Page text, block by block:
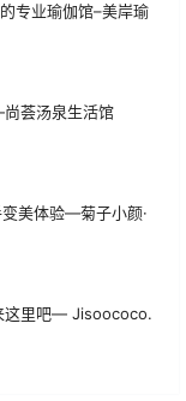
专业瑜伽馆–美岸瑜
荟汤泉生活馆
美体验—菊子小颜·
这里吧— Jisoococo.